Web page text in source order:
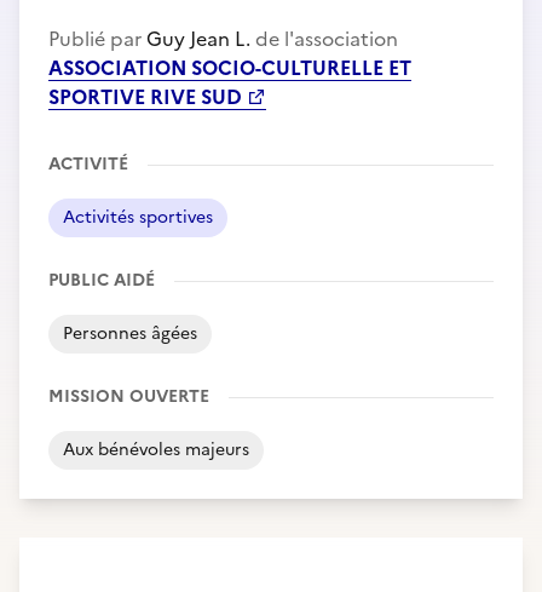
Publié parGuy Jean L. de l'association
ASSOCIATION SOCIO-CULTURELLE ET
SPORTIVE RIVE SUD
ACTIVITÉ
Activités sportives
PUBLIC AIDÉ
Personnes âgées
MISSION OUVERTE
Aux bénévoles majeurs